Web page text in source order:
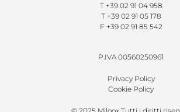
T +39 02 91 04 958
T +39 02 91 05 178
F +39 02 91 85 542
P.IVA 00560250961
Privacy Policy
Cookie Policy